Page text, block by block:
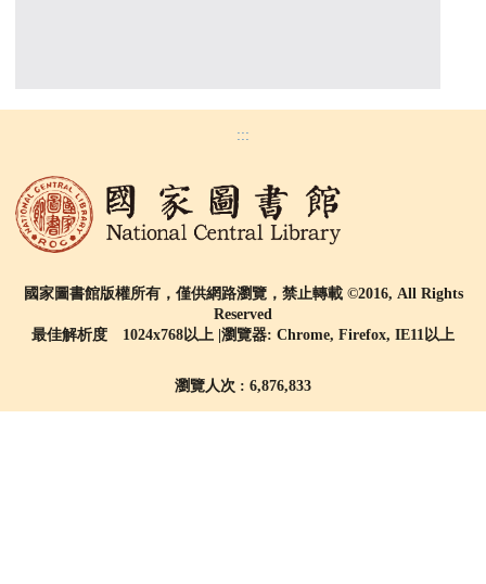
:::
國家圖書館版權所有，僅供網路瀏覽，禁止轉載 ©2016, All Rights
Reserved
最佳解析度 1024x768以上 |瀏覽器: Chrome, Firefox, IE11以上
瀏覽人次 : 6,876,833